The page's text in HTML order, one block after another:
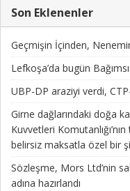
Son Eklenenler
Geçmişin İçinden,
Lefkoşa’da bugün
UBP-DP araziyi verdi,
Girne dağlarındaki doğa
Kuvvetleri
belirsiz maksatla özel bir
Sözleşme, Mors Ltd’nin
adına hazırlandı